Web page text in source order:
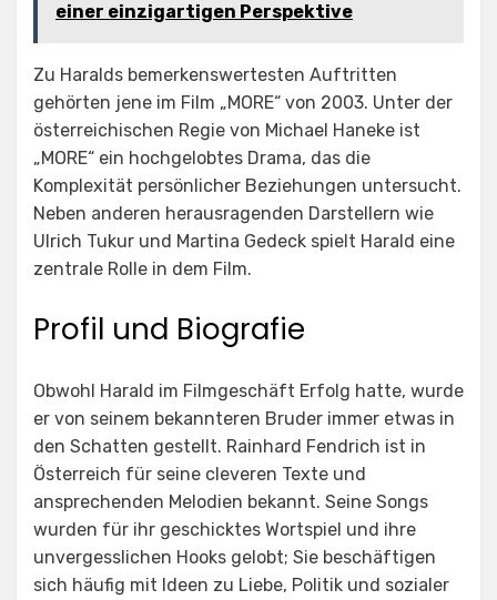
einer einzigartigen Perspektive
Zu Haralds bemerkenswertesten Auftritten
gehörten jene im Film „MORE“ von 2003. Unter der
österreichischen Regie von Michael Haneke ist
„MORE“ ein hochgelobtes Drama, das die
Komplexität persönlicher Beziehungen untersucht.
Neben anderen herausragenden Darstellern wie
Ulrich Tukur und Martina Gedeck spielt Harald eine
zentrale Rolle in dem Film.
Profil und Biografie
Obwohl Harald im Filmgeschäft Erfolg hatte, wurde
er von seinem bekannteren Bruder immer etwas in
den Schatten gestellt. Rainhard Fendrich ist in
Österreich für seine cleveren Texte und
ansprechenden Melodien bekannt. Seine Songs
wurden für ihr geschicktes Wortspiel und ihre
unvergesslichen Hooks gelobt; Sie beschäftigen
sich häufig mit Ideen zu Liebe, Politik und sozialer